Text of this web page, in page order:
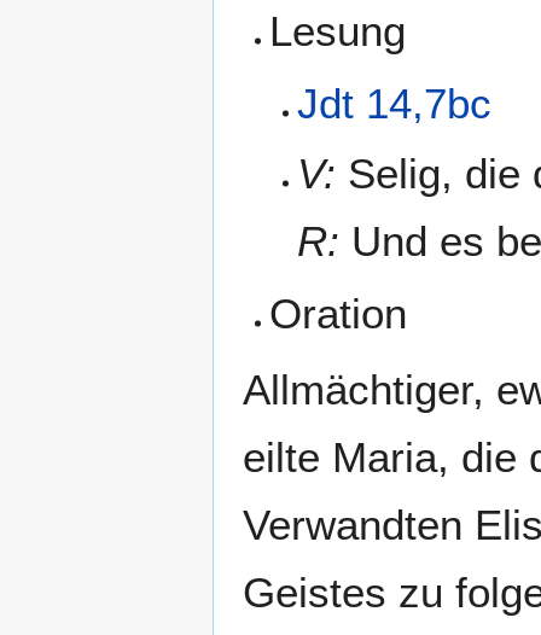
Lesung
Jdt 14,7bc
V: Selig, die
R: Und es
Oration
Allmächtiger,
eilte Maria, die
Verwandten
Geistes zu